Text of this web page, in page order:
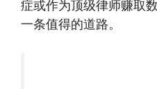
症或作为顶级律师赚取
一条值得的道路。